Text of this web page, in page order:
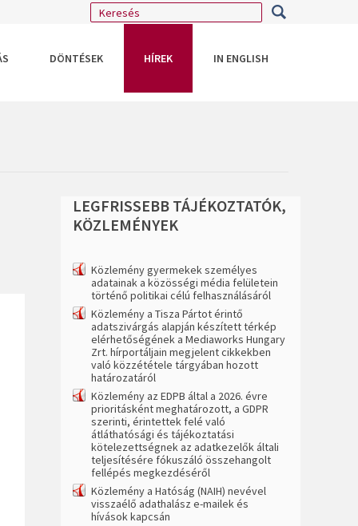
DÖNTÉSEK HÍREK IN ENGLISH
LEGFRISSEBB TÁJÉKOZTATÓK,
KÖZLEMÉNYEK
Közlemény gyermekek személyes
adatainak a közösségi média felületein
történő politikai célú felhasználásáról
Közlemény a Tisza Pártot érintő
adatszivárgás alapján készített térkép
elérhetőségének a Mediaworks Hungary
Zrt. hírportáljain megjelent cikkekben
való közzététele tárgyában hozott
határozatáról
Közlemény az EDPB által a 2026. évre
prioritásként meghatározott, a GDPR
szerinti, érintettek felé való
átláthatósági és tájékoztatási
kötelezettségnek az adatkezelők általi
teljesítésére fókuszáló összehangolt
fellépés megkezdéséről
Közlemény a Hatóság (NAIH) nevével
visszaélő adathalász e-mailek és
hívások kapcsán